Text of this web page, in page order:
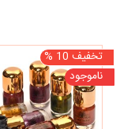
تخفیف 10 %
ناموجود